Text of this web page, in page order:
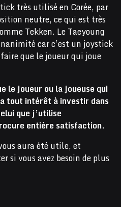
très utilisé en Corée, par
neutre, ce qui est très
Tekken. Le Taeyoung
car c’est un joystick
que le joueur qui joue
le joueur ou la joueuse qui
tout intérêt à investir dans
que j’utilise
entière satisfaction.
aura été utile, et
si vous avez besoin de plus